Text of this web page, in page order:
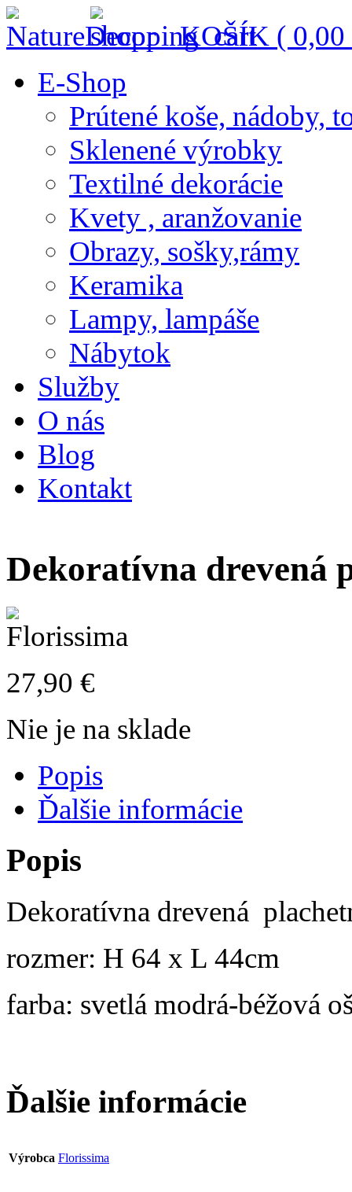
KOŠÍK ( 0,00
E-Shop
Prútené koše, nádoby,
Sklenené výrobky
Textilné dekorácie
Kvety , aranžovanie
Obrazy, sošky,rámy
Keramika
Lampy, lampáše
Nábytok
Služby
O nás
Blog
Kontakt
Dekoratívna drevená
27,90 €
Nie je na sklade
Popis
Ďalšie informácie
Popis
Dekoratívna drevená
rozmer: H 64 x L 44cm
farba: svetlá modrá-béžová
Ďalšie informácie
Výrobca Florissima